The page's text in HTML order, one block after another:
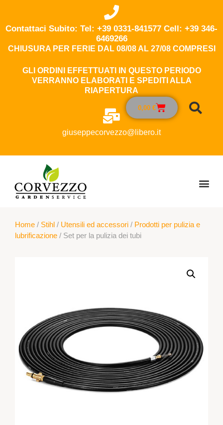
Contattaci Subito: Tel: +39 0331-841577 Cell: +39 346-
6469266
CHIUSURA PER FERIE DAL 08/08 AL 27/08 COMPRESI
GLI ORDINI EFFETTUATI IN QUESTO PERIODO
VERRANNO ELABORATI E SPEDITI ALLA
RIAPERTURA
giuseppecorvezzo@libero.it
0,00 €
Home / Stihl / Utensili ed accessori / Prodotti per pulizia e
lubrificazione / Set per la pulizia dei tubi